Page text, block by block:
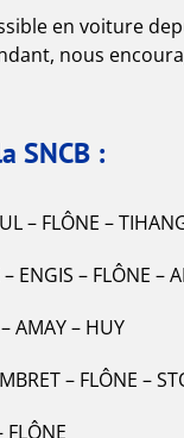
en voiture
nous
SNCB :
– FLÔNE –
ENGIS – FLÔNE –
AMAY – HUY
– FLÔNE –
FLÔNE